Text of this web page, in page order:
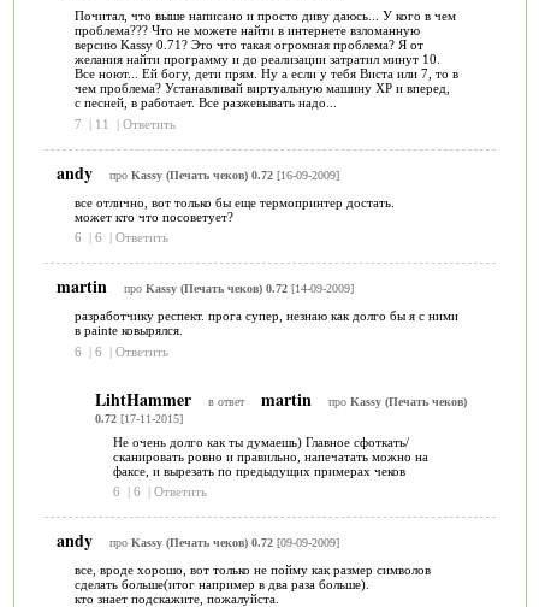
Почитал, что выше написано и просто диву даюсь... У кого в чем
проблема??? Что не можете найти в интернете взломанную
версию Kassy 0.71? Это что такая огромная проблема? Я от
желания найти программу и до реализации затратил минут 10.
Все ноют... Ей богу, дети прям. Ну а если у тебя Виста или 7, то в
чем проблема? Устанавливай виртуальную машину XP и вперед,
с песней, в работает. Все разжевывать надо...
7
| 11 | Ответить
andy про Kassy (Печать чеков) 0.72[16-09-2009]
все отлично, вот только бы еще термопринтер достать.
может кто что посоветует?
6
| 6 | Ответить
martin про Kassy (Печать чеков) 0.72[14-09-2009]
разработчику респект. прога супер, незнаю как долго бы я с ними
в painte ковырялся.
6
| 6 | Ответить
LihtHammer в ответ martin про Kassy (Печать чеков)
0.72[17-11-2015]
Не очень долго как ты думаешь) Главное сфоткать/
сканировать ровно и правильно, напечатать можно на
факсе, и вырезать по предыдущих примерах чеков
6
| 6 | Ответить
andy про Kassy (Печать чеков) 0.72[09-09-2009]
все, вроде хорошо, вот только не пойму как размер символов
сделать больше(итог например в два раза больше).
кто знает подскажите, пожалуйста.